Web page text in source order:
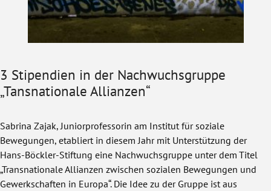
3 Stipendien in der Nachwuchsgruppe
„Tansnationale Allianzen“
Sabrina Zajak, Juniorprofessorin am Institut für soziale
Bewegungen, etabliert in diesem Jahr mit Unterstützung der
Hans-Böckler-Stiftung eine Nachwuchsgruppe unter dem Titel
„Transnationale Allianzen zwischen sozialen Bewegungen und
Gewerkschaften in Europa“. Die Idee zu der Gruppe ist aus